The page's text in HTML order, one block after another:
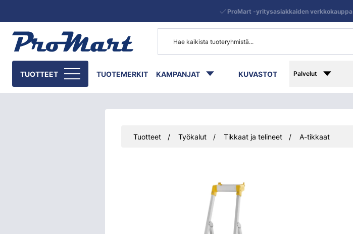
TUOTTEET TUOTEMERKIT KAMPANJAT KUVASTOT Palvelut
ProMart -yritysasiakkaiden verkkokauppa|
Tuotteet Työkalut Tikkaat ja telineet A-tikkaat